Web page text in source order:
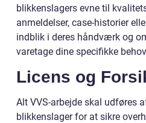
blikkenslagers evne til
anmeldelser, case-historier
indblik i deres håndværk og
varetage dine specifikke
Licens og
Alt VVS-arbejde skal udføres
blikkenslager for at sikre